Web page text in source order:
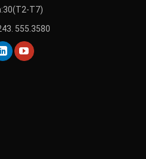
T7)
555.3580